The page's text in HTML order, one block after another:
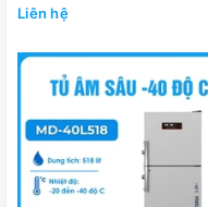
Liên hệ